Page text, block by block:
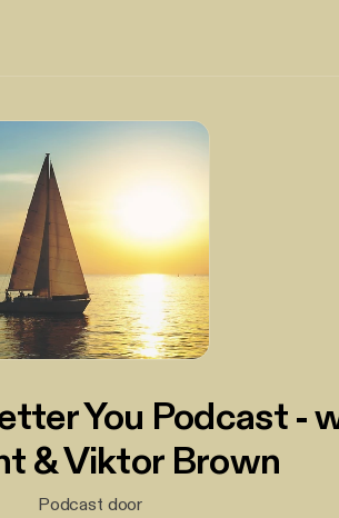
You Podcast -
& Viktor Brown
Podcast door